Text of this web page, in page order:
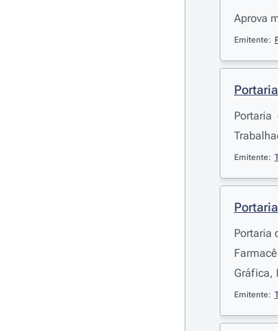
Aprova
Emitente:
Emitente:
Portaria
Gráfica,
Emitente: